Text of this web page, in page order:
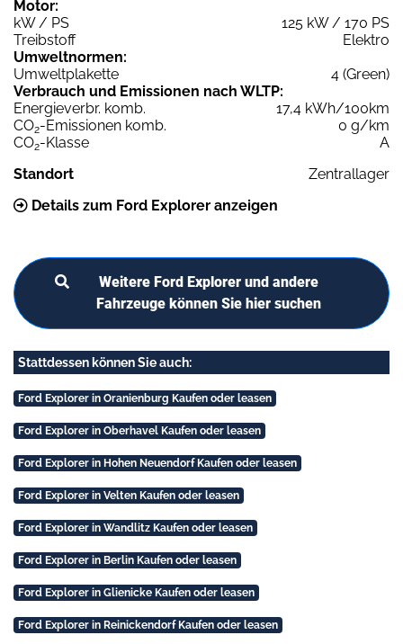
Motor:
kW / PS
125 kW / 170 PS
Treibstoff
Elektro
Umweltnormen:
Umweltplakette
4 (Green)
Verbrauch und Emissionen nach WLTP:
Energieverbr. komb.
17,4 kWh/100km
CO2-Emissionen komb.
0 g/km
CO2-Klasse
A
Standort
Zentrallager
Details zum Ford Explorer anzeigen
Weitere Ford Explorer und andere
Fahrzeuge können Sie hier suchen
Stattdessen können Sie auch:
Ford Explorer in Oranienburg Kaufen oder leasen
Ford Explorer in Oberhavel Kaufen oder leasen
Ford Explorer in Hohen Neuendorf Kaufen oder leasen
Ford Explorer in Velten Kaufen oder leasen
Ford Explorer in Wandlitz Kaufen oder leasen
Ford Explorer in Berlin Kaufen oder leasen
Ford Explorer in Glienicke Kaufen oder leasen
Ford Explorer in Reinickendorf Kaufen oder leasen